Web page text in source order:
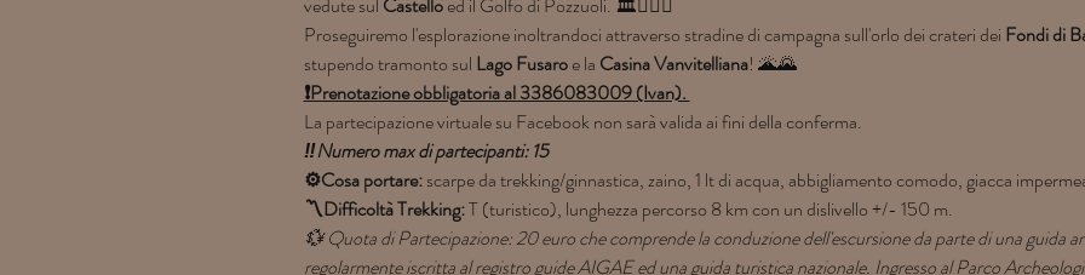
Proseguiremo l'esplorazione inoltrandoci attraverso stradine di campagna sull'orlo dei crateri dei Fondi di
stupendo tramonto sul Lago Fusaro e la Casina Vanvitelliana! 🌋🌄
❗Prenotazione obbligatoria al 3386083009 (Ivan).
La partecipazione virtuale su Facebook non sarà valida ai fini della conferma.
‼Numero max di partecipanti: 15
⚙Cosa portare: scarpe da trekking/ginnastica, zaino, 1 lt di acqua, abbigliamento comodo, giacca
〽Difficoltà Trekking: T (turistico), lunghezza percorso 8 km con un dislivello +/- 150 m.
💱 Quota di Partecipazione: 20 euro che comprende la conduzione dell'escursione da parte di una guida
regolarmente iscritta al registro guide AIGAE ed una guida turistica nazionale. Ingresso al Parco